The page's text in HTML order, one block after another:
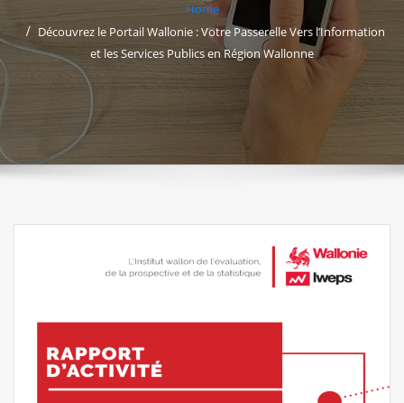
Home
Découvrez le Portail Wallonie : Votre Passerelle Vers l’Information
et les Services Publics en Région Wallonne